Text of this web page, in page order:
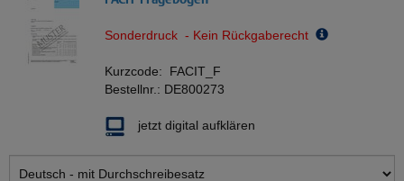
Sonderdruck - Kein Rückgaberecht
Kurzcode: FACIT_F
Bestellnr.: DE800273
jetzt digital aufklären